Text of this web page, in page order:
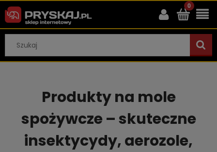
Produkty na mole
spożywcze – skuteczne
insektycydy, aerozole,